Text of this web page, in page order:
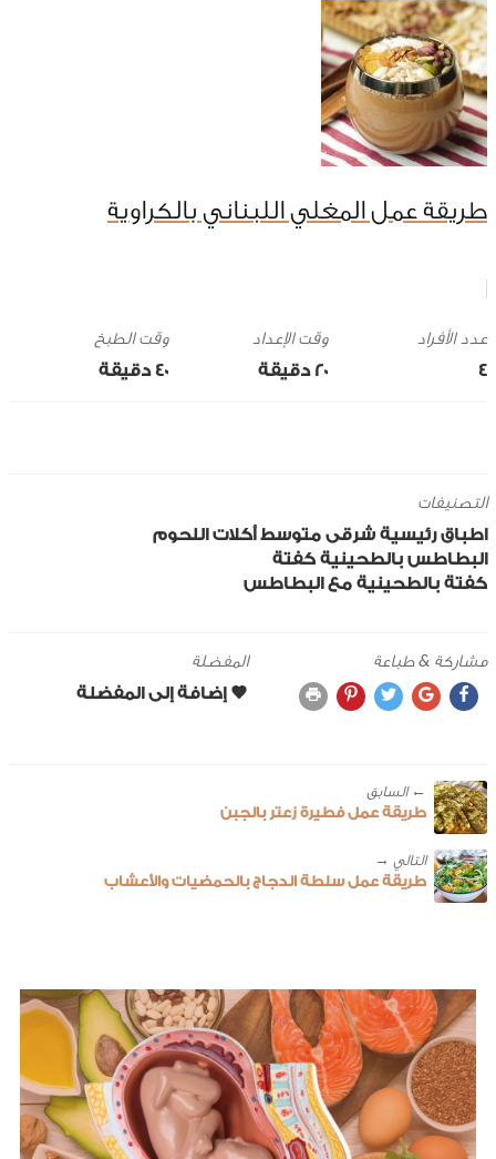
طريقة عمل المغلي اللبناني بالكراوية
4
وقت الإعداد
20 ‎دقيقة
وقت الطبخ
40 ‎دقيقة
التصنيفات
اطباق رئيسية شرقى متوسط أكلات اللحوم
البطاطس بالطحينية كفتة
كفتة بالطحينية مع البطاطس
مشاركة & طباعة المفضلة
← ‎السابق
طريقة عمل فطيرة زعتر بالجبن
طريقة عمل سلطة الدجاج بالحمضيات والأعشاب